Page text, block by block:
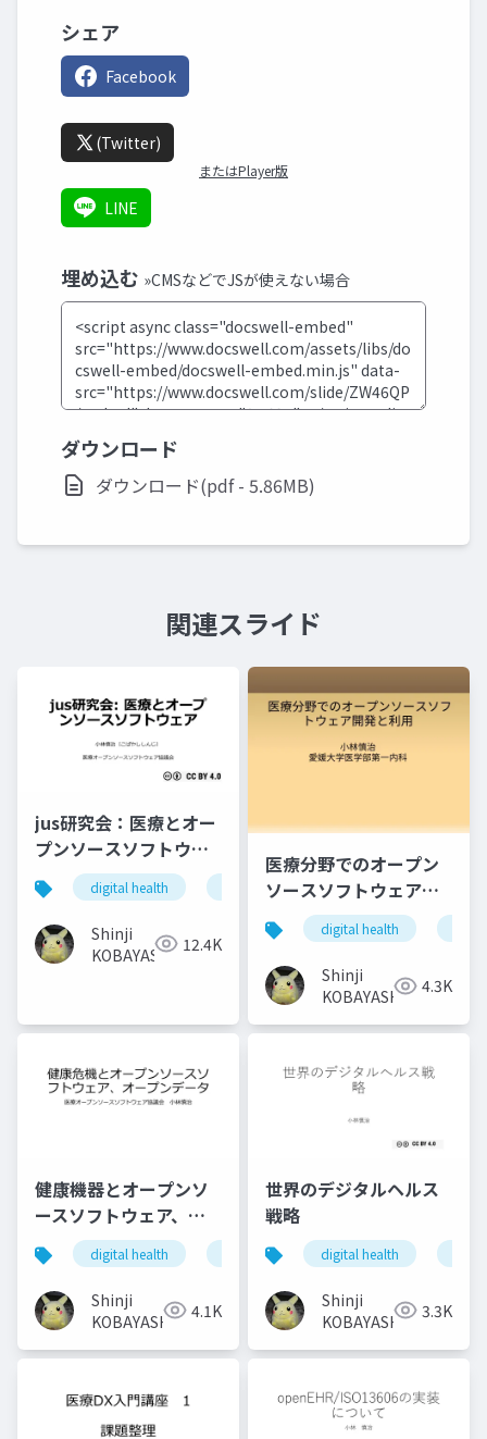
シェア
Facebook
(Twitter)
またはPlayer版
LINE
埋め込む »CMSなどでJSが使えない場合
ダウンロード
ダウンロード(pdf - 5.86MB)
関連スライド
jus研究会：医療とオー
プンソースソフトウェ
ア
digital health global health oss open
Shinji
KOBAYASHI 12.4K
医療分野でのオープン
ソースソフトウェア開
発と利用digital health
Shinji
KOBAYASHI
4.3K
健康機器とオープンソ
ースソフトウェア、オ
ープンデータ
digital health 健康危機 osc open source
Shinji
KOBAYASHI
4.1K
世界のデジタルヘルス
戦略
digital health
Shinji
KOBAYASHI
3.3K